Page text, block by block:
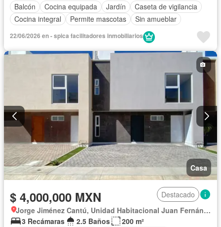
Balcón
Cocina equipada Jardín
Caseta de vigilancia
Cocina integral
Permite mascotas Sin amueblar
22/06/2026 en - spica facilitadores inmobiliarios
Casa
$ 4,000,000 MXN
Destacado
Jorge Jiménez Cantú, Unidad Habitacional Juan Fernández Albarrán
3 Recámaras
2.5 Baños
200 m²